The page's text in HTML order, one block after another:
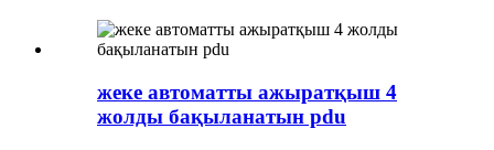
жеке автоматты ажыратқыш 4
жолды бақыланатын pdu